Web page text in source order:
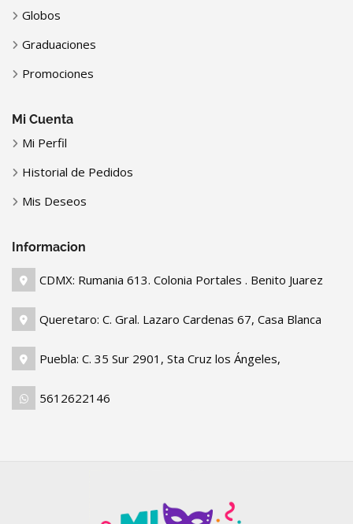
Globos
Graduaciones
Promociones
Mi Cuenta
Mi Perfil
Historial de Pedidos
Mis Deseos
Informacion
CDMX: Rumania 613. Colonia Portales . Benito Juarez
Queretaro: C. Gral. Lazaro Cardenas 67, Casa Blanca
Puebla: C. 35 Sur 2901, Sta Cruz los Ángeles,
5612622146